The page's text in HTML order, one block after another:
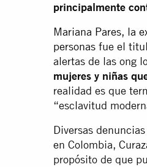
principalmente
Mariana Pares, la
personas fue el
alertas de las ong
mujeres y niñas
realidad es que
“esclavitud
Diversas
en Colombia,
propósito de que